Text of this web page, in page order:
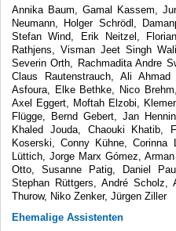
Annika Baum, Gamal Kassem,
Neumann, Holger Schrödl,
Stefan Wind, Erik Neitzel,
Rathjens, Visman Jeet Singh
Severin Orth, Rachmadita Andre
Claus Rautenstrauch, Ali
Asfoura, Elke Bethke, Nico
Axel Eggert, Moftah Elzobi,
Flügge, Bernd Gebert, Jan
Khaled Jouda, Chaouki Khatib,
Koserski, Conny Kühne, Corinna
Lüttich, Jorge Marx Gómez,
Otto, Susanne Patig, Daniel
Stephan Rüttgers, André Scholz,
Thurow, Niko Zenker, Jürgen Ziller
Ehemalige Assistenten